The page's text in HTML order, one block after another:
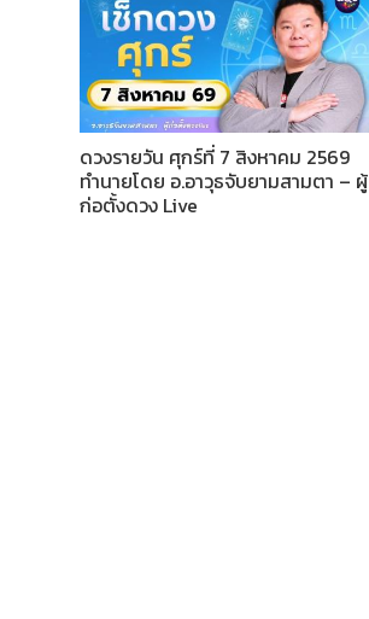
ดวงรายวัน ศุกร์ที่ 7 สิงหาคม 2569
ทำนายโดย อ.อาวุธจับยามสามตา – ผู้
ก่อตั้งดวง Live